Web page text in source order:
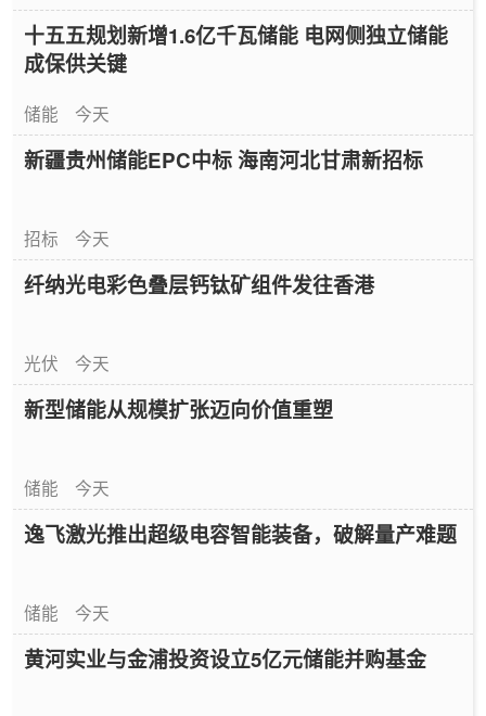
十五五规划新增1.6亿千瓦储能 电网侧独立储能
成保供关键
储能 今天
新疆贵州储能EPC中标 海南河北甘肃新招标
招标 今天
纤纳光电彩色叠层钙钛矿组件发往香港
光伏 今天
新型储能从规模扩张迈向价值重塑
储能 今天
逸飞激光推出超级电容智能装备，破解量产难题
储能 今天
黄河实业与金浦投资设立5亿元储能并购基金